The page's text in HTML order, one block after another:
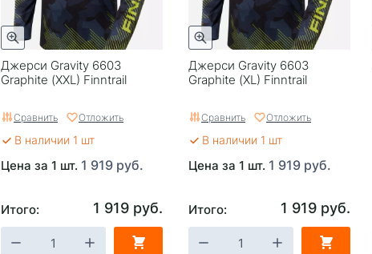
Джерси Gravity 6603
Graphite (XXL) Finntrail
Сравнить Отложить
В наличии 1 шт
Цена за 1 шт. 1 919 руб.
Итого: 1 919 руб.
Джерси Gravity 6603
Graphite (XL) Finntrail
Сравнить Отложить
В наличии 1 шт
Цена за 1 шт. 1 919 руб.
Итого: 1 919 руб.